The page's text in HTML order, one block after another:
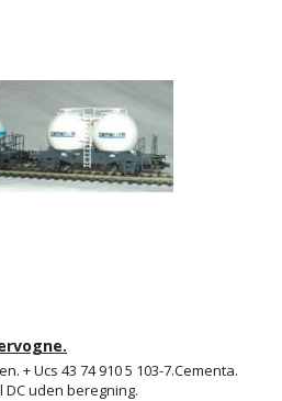
+ Ucs 43 74 910 5 103-7.Cementa.
DC uden beregning.